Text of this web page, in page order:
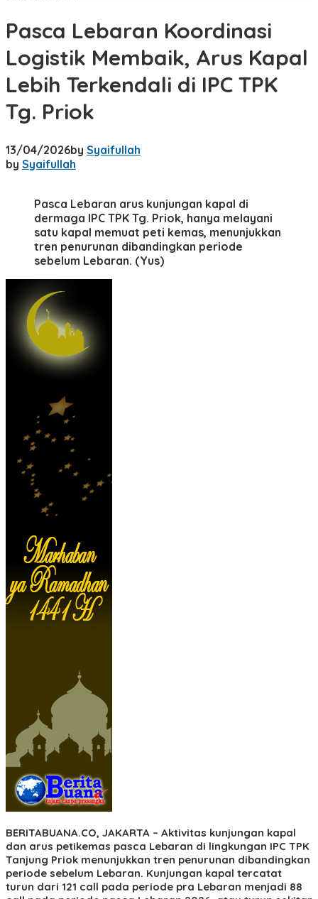
Pasca Lebaran Koordinasi
Logistik Membaik, Arus Kapal
Lebih Terkendali di IPC TPK
Tg. Priok
13/04/2026by Syaifullah
by Syaifullah
Pasca Lebaran arus kunjungan kapal di
dermaga IPC TPK Tg. Priok, hanya melayani
satu kapal memuat peti kemas, menunjukkan
tren penurunan dibandingkan periode
sebelum Lebaran. (Yus)
BERITABUANA.CO, JAKARTA – Aktivitas kunjungan kapal
dan arus petikemas pasca Lebaran di lingkungan IPC TPK
Tanjung Priok menunjukkan tren penurunan dibandingkan
periode sebelum Lebaran. Kunjungan kapal tercatat
turun dari 121 call pada periode pra Lebaran menjadi 88